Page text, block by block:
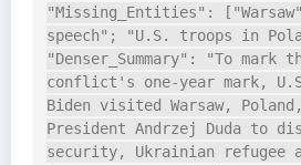
"Missing_Entities":
speech"; "U.S. troops in
"Denser_Summary": "To mark
conflict's one-year mark,
Biden visited Warsaw,
President Andrzej Duda to
security, Ukrainian refugee